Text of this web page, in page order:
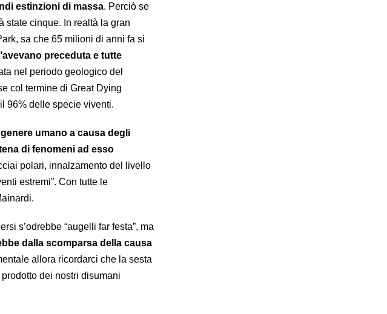
estinzioni di massa. Perciò se
state cinque. In realtà la gran
sa che 65 milioni di anni fa si
preceduta e tutte
nel periodo geologico del
col termine di Great Dying
96% delle specie viventi.
umano a causa degli
di fenomeni ad esso
polari, innalzamento del livello
estremi”. Con tutte le
s’odrebbe “augelli far festa”, ma
dalla scomparsa della causa
allora ricordarci che la sesta
dei nostri disumani